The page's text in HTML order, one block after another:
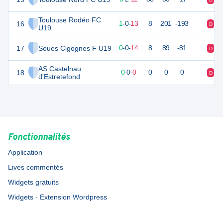
16
Toulouse Rodéo FC
U19
17 Soues Cigognes F U19
18
AS Castelnau
d'Estretefond
0 1-0-13 8 201 -193 D
-3 16 0-0-14 8 89 -81 D
0-0-0 0 0 0 D
Fonctionnalités
Application
Lives commentés
Widgets gratuits
Widgets - Extension Wordpress